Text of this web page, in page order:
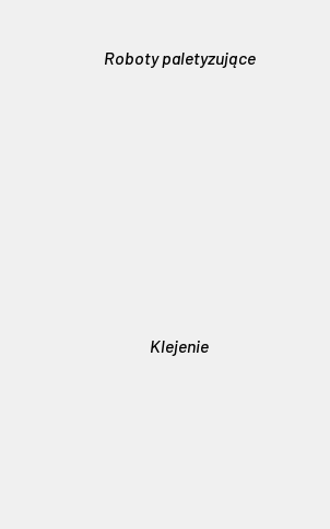
Roboty paletyzujące
Klejenie